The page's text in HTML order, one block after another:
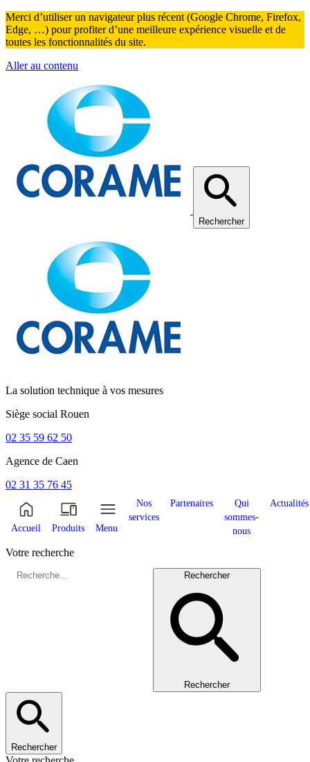
Merci d’utiliser un navigateur plus récent (Google Chrome, Firefox,
Edge, …) pour profiter d’une meilleure expérience visuelle et de
toutes les fonctionnalités du site.
Aller au contenu
Rechercher
La solution technique à vos mesures
Siège social Rouen
02 35 59 62 50
Agence de Caen
02 31 35 76 45
Accueil Produits Menu
Nos
services
Partenaires
Qui
sommes-
nous
Actualités
Votre recherche
Rechercher
Rechercher
Rechercher